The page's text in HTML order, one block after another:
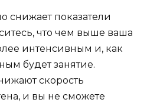
снижает показатели
что чем выше ваша
интенсивным и, как
будет занятие.
скорость
и вы не сможете